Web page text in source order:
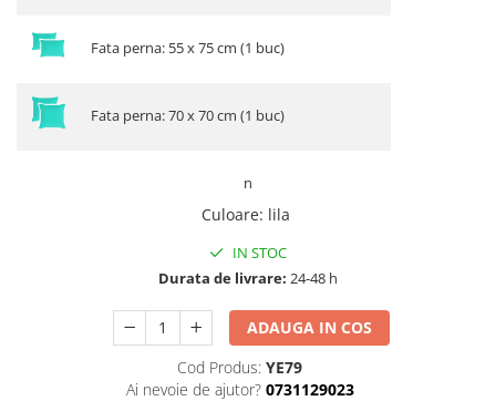
Fata perna: 55 x 75 cm (1 buc)
Fata perna: 70 x 70 cm (1 buc)
n
Culoare: lila
IN STOC
Durata de livrare: 24-48 h
ADAUGA IN COS
Cod Produs: YE79
Ai nevoie de ajutor? 0731129023